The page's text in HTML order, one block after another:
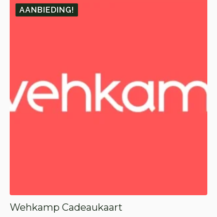
AANBIEDING!
Wehkamp Cadeaukaart